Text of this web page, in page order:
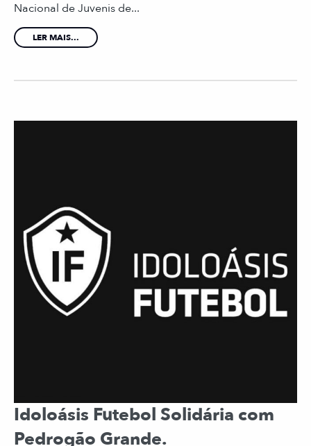
Nacional de Juvenis de...
LER MAIS...
Idoloásis Futebol Solidária com
Pedrogão Grande.